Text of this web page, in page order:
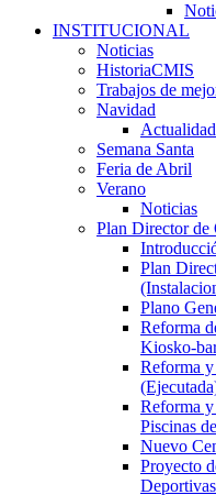
INSTITUCIONAL
Noticias
HistoriaCMIS
Trabajos de
Navidad
Semana Santa
Feria de Abril
Verano
Noticias
Plan Director de
Plan
Plano
Reforma
Kiosko-
Reforma y
Reforma
Piscinas
Nuevo
Proyecto